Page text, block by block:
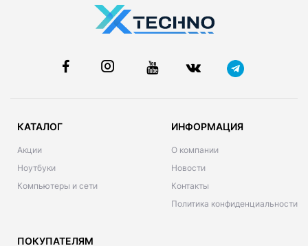
КАТАЛОГ
Акции
Ноутбуки
Компьютеры и сети
ИНФОРМАЦИЯ
О компании
Новости
Контакты
Политика конфиденциальности
ПОКУПАТЕЛЯМ